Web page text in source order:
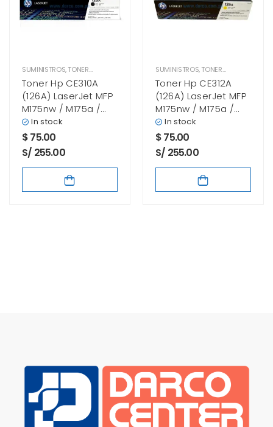
SUMINISTROS,TONER HP
Toner Hp CE310A
(126A) LaserJet MFP
M175nw / M175a /
M275 / Pro
CP1025nw Negro
In stock
$75.00
S/ 255.00
SUMINISTROS,TONER HP
Toner Hp CE312A
(126A) LaserJet MFP
M175nw / M175a /
M275 / Pro
CP1025nw Yellow
In stock
$75.00
S/ 255.00